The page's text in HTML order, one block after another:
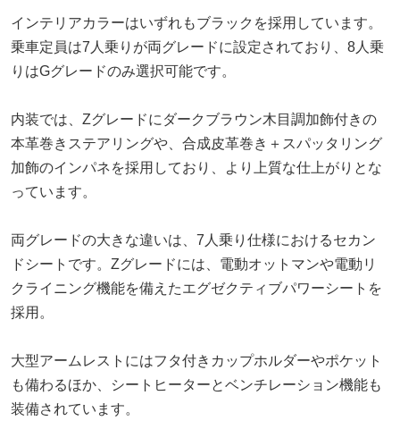
インテリアカラーはいずれもブラックを採用しています。
乗車定員は7人乗りが両グレードに設定されており、8人乗
りはGグレードのみ選択可能です。
内装では、Zグレードにダークブラウン木目調加飾付きの
本革巻きステアリングや、合成皮革巻き＋スパッタリング
加飾のインパネを採用しており、より上質な仕上がりとな
っています。
両グレードの大きな違いは、7人乗り仕様におけるセカン
ドシートです。Zグレードには、電動オットマンや電動リ
クライニング機能を備えたエグゼクティブパワーシートを
採用。
大型アームレストにはフタ付きカップホルダーやポケット
も備わるほか、シートヒーターとベンチレーション機能も
装備されています。